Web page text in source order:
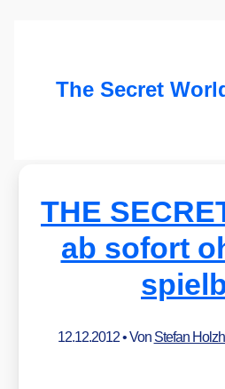
The Secret
THE
ab sofort
12.12.2012• Von Stefan